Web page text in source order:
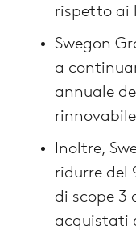
rispetto ai
Swegon
a
annuale
Inoltre,
ridurre del
di scope 3
acquistati